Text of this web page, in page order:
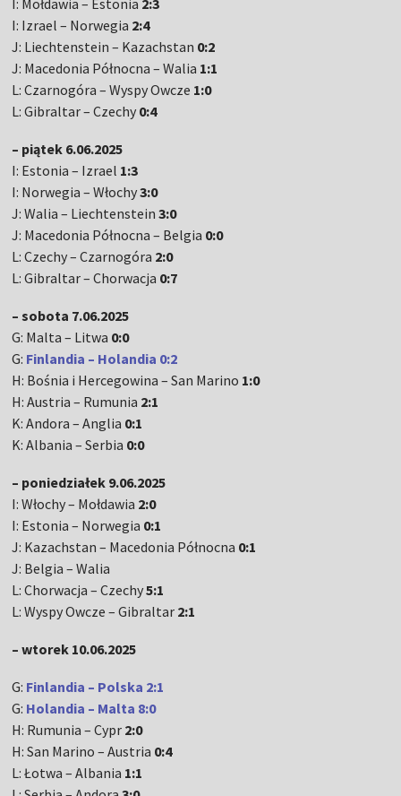
I: Mołdawia – Estonia 2:3
I: Izrael – Norwegia 2:4
J: Liechtenstein – Kazachstan 0:2
J: Macedonia Północna – Walia 1:1
L: Czarnogóra – Wyspy Owcze 1:0
L: Gibraltar – Czechy 0:4
– piątek 6.06.2025
I: Estonia – Izrael 1:3
I: Norwegia – Włochy3:0
J: Walia – Liechtenstein3:0
J: Macedonia Północna – Belgia 0:0
L: Czechy – Czarnogóra 2:0
L: Gibraltar – Chorwacja 0:7
– sobota 7.06.2025
G: Malta – Litwa 0:0
G: Finlandia – Holandia 0:2
H: Bośnia i Hercegowina – San Marino 1:0
H: Austria – Rumunia 2:1
K: Andora – Anglia 0:1
K: Albania – Serbia 0:0
– poniedziałek 9.06.2025
I: Włochy – Mołdawia 2:0
I: Estonia – Norwegia 0:1
J: Kazachstan – Macedonia Północna 0:1
J: Belgia – Walia
L: Chorwacja – Czechy5:1
L: Wyspy Owcze – Gibraltar 2:1
– wtorek 10.06.2025
G: Finlandia – Polska 2:1
G: Holandia – Malta 8:0
H: Rumunia – Cypr 2:0
H: San Marino – Austria 0:4
L: Łotwa – Albania 1:1